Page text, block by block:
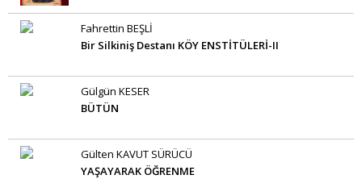
Fahrettin BEŞLİ
Bir Silkiniş Destanı KÖY ENSTİTÜLERİ-II
Gülgün KESER
BÜTÜN
Gülten KAVUT SÜRÜCÜ
YAŞAYARAK ÖĞRENME